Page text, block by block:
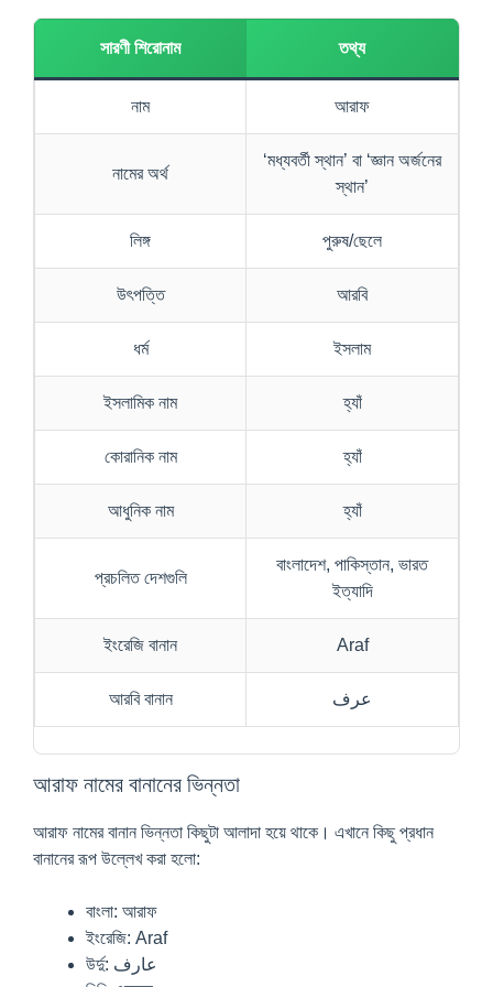
সারণী শিরোনাম তথ্য
নাম আরাফ
নামের অর্থ
‘মধ্যবর্তী স্থান’ বা ‘জ্ঞান অর্জনের
স্থান’
লিঙ্গ পুরুষ/ছেলে
উৎপত্তি আরবি
ধর্ম ইসলাম
ইসলামিক নাম হ্যাঁ
কোরানিক নাম হ্যাঁ
আধুনিক নাম হ্যাঁ
প্রচলিত দেশগুলি
বাংলাদেশ, পাকিস্তান, ভারত
ইত্যাদি
ইংরেজি বানান Araf
আরবি বানান عرف
আরাফ নামের বানানের ভিন্নতা
আরাফ নামের বানান ভিন্নতা কিছুটা আলাদা হয়ে থাকে। এখানে কিছু প্রধান
বানানের রূপ উল্লেখ করা হলো:
বাংলা: আরাফ
ইংরেজি: Araf
উর্দু: عارف